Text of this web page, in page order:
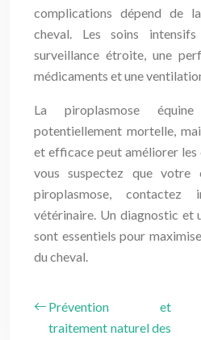
complications dépend de
cheval. Les soins
surveillance étroite, une
médicaments et une
La piroplasmose
potentiellement mortelle,
et efficace peut améliorer les
vous suspectez que
piroplasmose, contactez
vétérinaire. Un diagnostic et
sont essentiels pour
du cheval.
Prévention et
traitement naturel des